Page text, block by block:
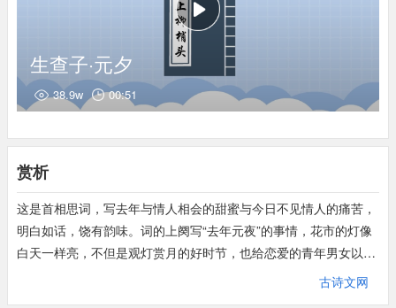
生查子·元夕
38.9w 00:51
赏析
这是首相思词，写去年与情人相会的甜蜜与今日不见情人的痛苦，
明白如话，饶有韵味。词的上阕写“去年元夜”的事情，花市的灯像
白天一样亮，不但是观灯赏月的好时节，也给恋爱的青年男女以良
好的时机，在灯火阑珊处秘密相会。“月到柳梢头，人约黄昏后”二
古诗文网